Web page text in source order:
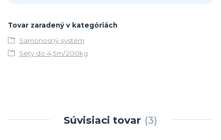
Tovar zaradený v kategóriách
Samonosný systém
Sety do 4,5m/200kg
Súvisiaci tovar 3